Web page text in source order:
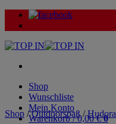
Zum
Inhalt
Shop
Wunschliste
Mein Konto
Warenkorb /0,00€ 0
Shop / Outdoorspaß / Hudora